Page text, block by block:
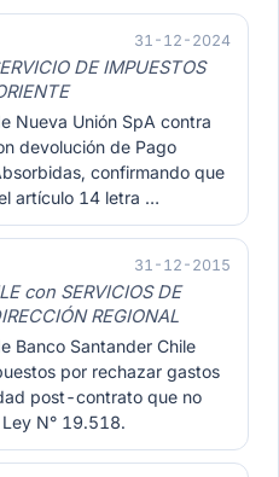
31-12-2024
DE IMPUESTOS
Nueva Unión SpA contra
devolución de Pago
confirmando que
artículo 14 letra …
31-12-2015
con SERVICIOS DE
REGIONAL
Banco Santander Chile
por rechazar gastos
post-contrato que no
N° 19.518.